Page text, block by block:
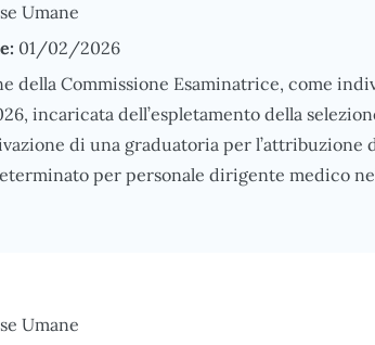
Umane
01/02/2026
della Commissione Esaminatrice, come
incaricata dell’espletamento della
di una graduatoria per
per personale dirigente medico
Umane